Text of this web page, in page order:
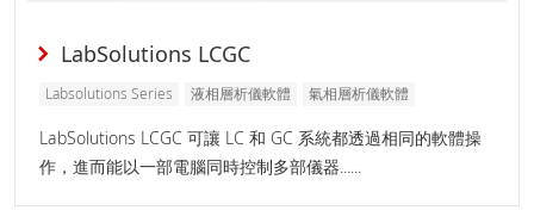
LabSolutions LCGC
Labsolutions Series 液相層析儀軟體 氣相層析儀軟體
LabSolutions LCGC 可讓 LC 和 GC 系統都透過相同的軟體操
作，進而能以一部電腦同時控制多部儀器......